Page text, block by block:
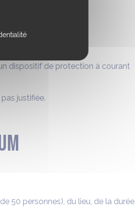
dispositif de protection à courant
justifiée.
50 personnes), du lieu, de la durée